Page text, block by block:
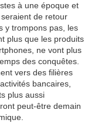
à une époque et
de retour
y trompons pas, les
plus que les produits
ne vont plus
des conquêtes.
vers des filières
bancaires,
plus aussi
peut-être demain